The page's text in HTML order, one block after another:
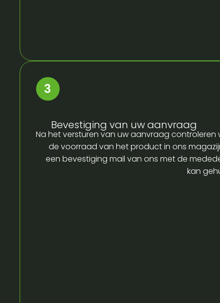
Bevestiging van uw aanvraag
Na het versturen van uw aanvraag controleren
de voorraad van het product in ons
een bevestiging mail van ons met de
kan